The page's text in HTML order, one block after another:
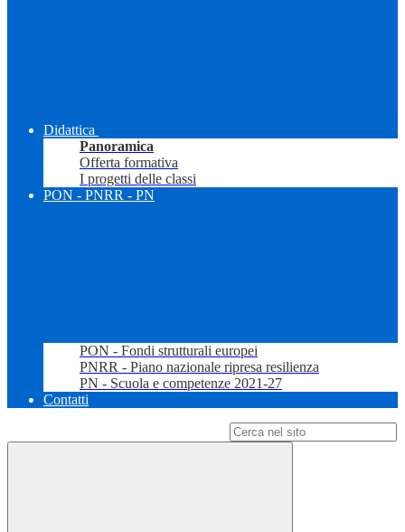
Didattica
Panoramica
Offerta formativa
I progetti delle classi
PON - PNRR - PN
PON - Fondi strutturali europei
PNRR - Piano nazionale ripresa resilienza
PN - Scuola e competenze 2021-27
Contatti